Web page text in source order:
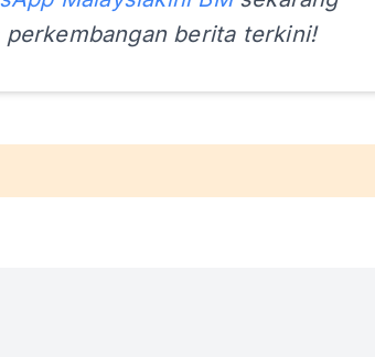
berita terkini!